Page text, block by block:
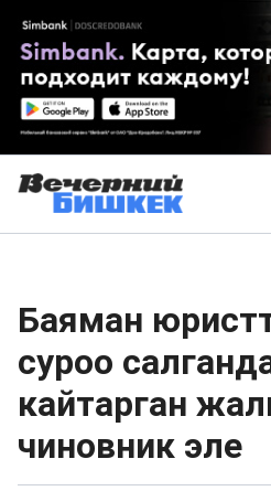
Баяман
суроо
кайтарган
чиновник эле